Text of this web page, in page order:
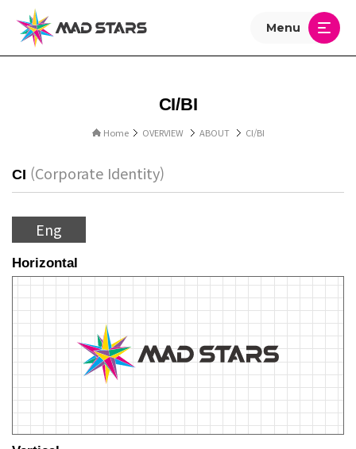
Menu
CI/BI
Home OVERVIEW ABOUT CI/BI
CI (Corporate Identity)
Eng
Horizontal